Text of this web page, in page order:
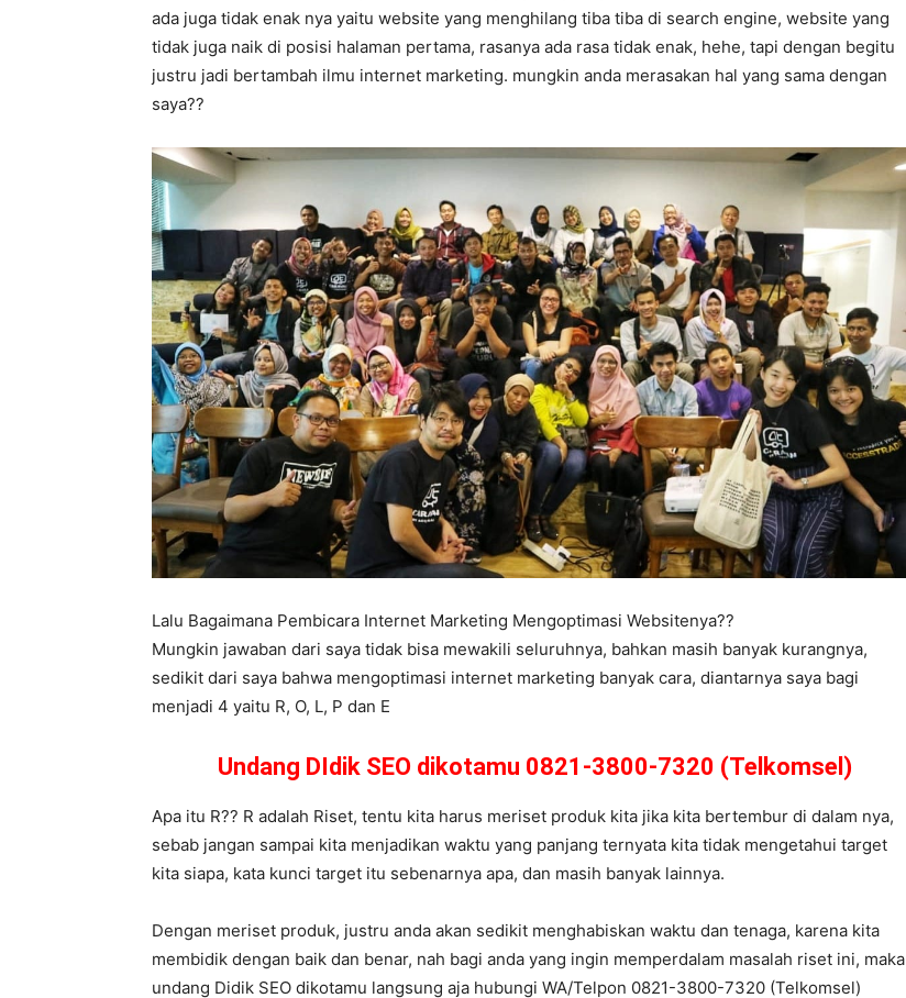
ada juga tidak enak nya yaitu website yang menghilang tiba tiba di search engine, website yang
tidak juga naik di posisi halaman pertama, rasanya ada rasa tidak enak, hehe, tapi dengan begitu
justru jadi bertambah ilmu internet marketing. mungkin anda merasakan hal yang sama dengan
saya??
Lalu Bagaimana Pembicara Internet Marketing Mengoptimasi Websitenya??
Mungkin jawaban dari saya tidak bisa mewakili seluruhnya, bahkan masih banyak kurangnya,
sedikit dari saya bahwa mengoptimasi internet marketing banyak cara, diantarnya saya bagi
menjadi 4 yaitu R, O, L, P dan E
Undang DIdik SEO dikotamu 0821-3800-7320 (Telkomsel)
Apa itu R?? R adalah Riset, tentu kita harus meriset produk kita jika kita bertembur di dalam nya,
sebab jangan sampai kita menjadikan waktu yang panjang ternyata kita tidak mengetahui target
kita siapa, kata kunci target itu sebenarnya apa, dan masih banyak lainnya.
Dengan meriset produk, justru anda akan sedikit menghabiskan waktu dan tenaga, karena kita
membidik dengan baik dan benar, nah bagi anda yang ingin memperdalam masalah riset ini, maka
undang Didik SEO dikotamu langsung aja hubungi WA/Telpon 0821-3800-7320 (Telkomsel)